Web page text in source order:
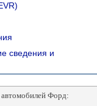
сведения и
Форд: